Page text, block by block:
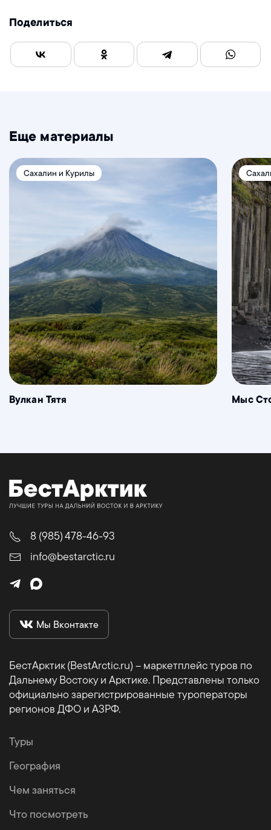
Поделиться
Еще материалы
Вулкан Тятя
Сахалин и Курилы
Мыс
8 (985) 478-46-93
info@bestarctic.ru
Мы Вконтакте
БестАрктик (BestArctic.ru) – маркетплейс туров по
Дальнему Востоку и Арктике. Представлены только
официально зарегистрированные туроператоры
регионов ДФО и АЗРФ.
Туры
География
Чем заняться
Что посмотреть